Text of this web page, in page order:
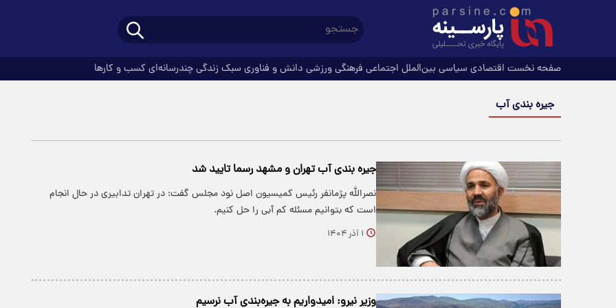
صفحه نخست اقتصادی سیاسی بین‌الملل اجتماعی فرهنگیورزشی دانش و فناوری سبک زندگیچندرسانه‌ای کسب و کارها
جیره بندی آب
جیره بندی آب تهران و مشهد رسما تایید شد
نصرالله پژمانفر رئیس کمیسیون اصل نود مجلس گفت: در تهران تدابیری در حال انجام
است که بتوانیم مسئله کم آبی را حل کنیم.
۱ آذر ۱۴۰۴
وزیر نیرو: امیدواریم به جیره‌بندی آب نرسیم